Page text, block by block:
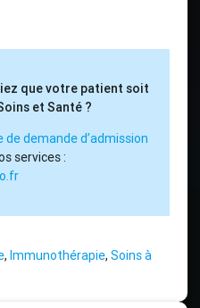
que votre patient soit
et Santé ?
demande d’admission
services :
, Immunothérapie, Soins à